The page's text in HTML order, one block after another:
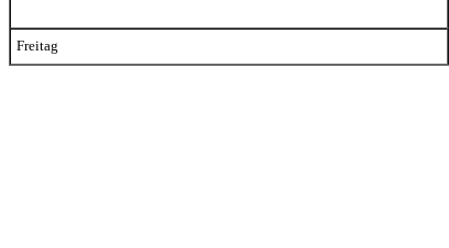
Freitag